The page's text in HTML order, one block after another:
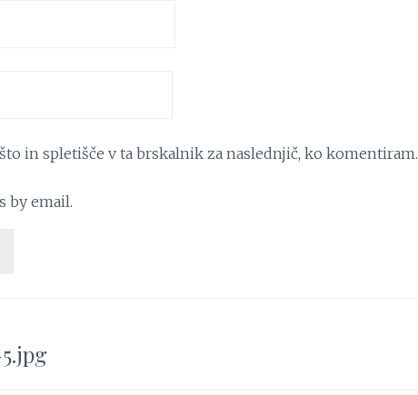
in spletišče v ta brskalnik za naslednjič, ko komentiram.
by email.